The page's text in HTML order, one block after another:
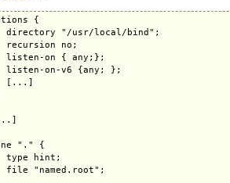
{
directory "/usr/local/bind";
recursion no;
listen-on { any;};
listen-on-v6 {any; };
[...]
"." {
type hint;
file "named.root";